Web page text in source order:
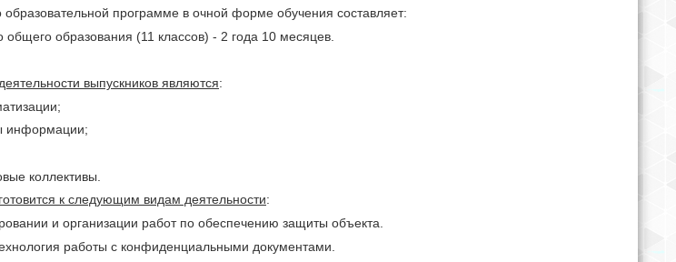
программе в очной форме обучения составляет:
общего образования (11 классов) - 2 года 10 месяцев.
выпускников являются:
информации;
коллективы.
к следующим видам деятельности:
и организации работ по обеспечению защиты объекта.
работы с конфиденциальными документами.